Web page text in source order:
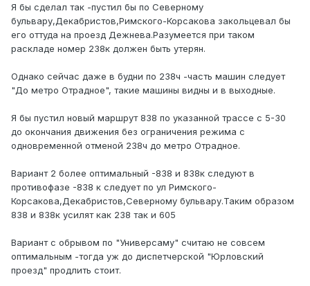
Я бы сделал так -пустил бы по Северному
бульвару,Декабристов,Римского-Корсакова закольцевал бы
его оттуда на проезд Дежнева.Разумеется при таком
раскладе номер 238к должен быть утерян.
Однако сейчас даже в будни по 238ч -часть машин следует
"До метро Отрадное", такие машины видны и в выходные.
Я бы пустил новый маршрут 838 по указанной трассе с 5-30
до окончания движения без ограничения режима с
одновременной отменой 238ч до метро Отрадное.
Вариант 2 более оптимальный -838 и 838к следуют в
противофазе -838 к следует по ул Римского-
Корсакова,Декабристов,Северному бульвару.Таким образом
838 и 838к усилят как 238 так и 605
Вариант с обрывом по "Универсаму" считаю не совсем
оптимальным -тогда уж до диспетчерской "Юрловский
проезд" продлить стоит.